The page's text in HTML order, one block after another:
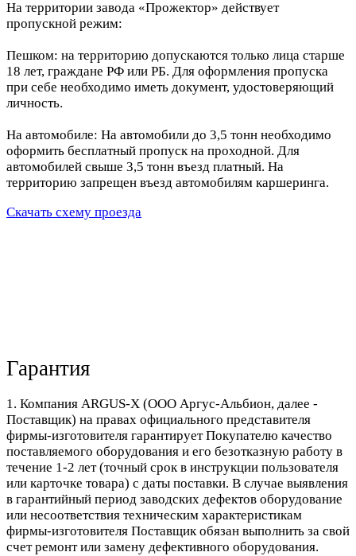
На территории завода «Прожектор» действует
пропускной режим:
Пешком: на территорию допускаются только лица старше
18 лет, граждане РФ или РБ. Для оформления пропуска
при себе необходимо иметь документ, удостоверяющий
личность.
На автомобиле: На автомобили до 3,5 тонн необходимо
оформить бесплатный пропуск на проходной. Для
автомобилей свыше 3,5 тонн въезд платный. На
территорию запрещен въезд автомобилям каршеринга.
Скачать схему проезда
Гарантия
1. Компания ARGUS-X (ООО Аргус-Альбион, далее -
Поставщик) на правах официального представителя
фирмы-изготовителя гарантирует Покупателю качество
поставляемого оборудования и его безотказную работу в
течение 1-2 лет (точный срок в инструкции пользователя
или карточке товара) с даты поставки. В случае выявления
в гарантийный период заводских дефектов оборудование
или несоответствия техническим характеристикам
фирмы-изготовителя Поставщик обязан выполнить за свой
счет ремонт или замену дефективного оборудования.